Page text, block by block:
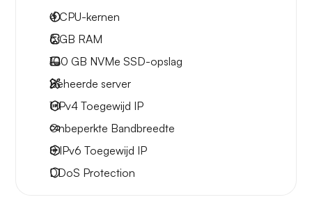
4CPU-kernen
6 GB RAM
100 GB NVMe SSD-opslag
Beheerde server
1 IPv4 Toegewijd IP
Onbeperkte Bandbreedte
8 IPv6 Toegewijd IP
DDoS Protection